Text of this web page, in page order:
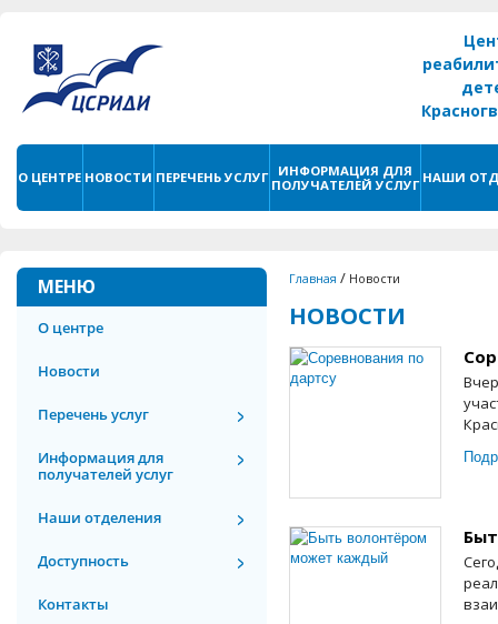
О ЦЕНТРЕ НОВОСТИ ПЕРЕЧЕНЬ УСЛУГ
ИНФОРМАЦИЯ ДЛЯ
ПОЛУЧАТЕЛЕЙ УСЛУГ НАШИ
МЕНЮ
О центре
Новости
Перечень услуг
Информация для
получателей услуг
Наши отделения
Доступность
Контакты
Главная / Новости
НОВОСТИ